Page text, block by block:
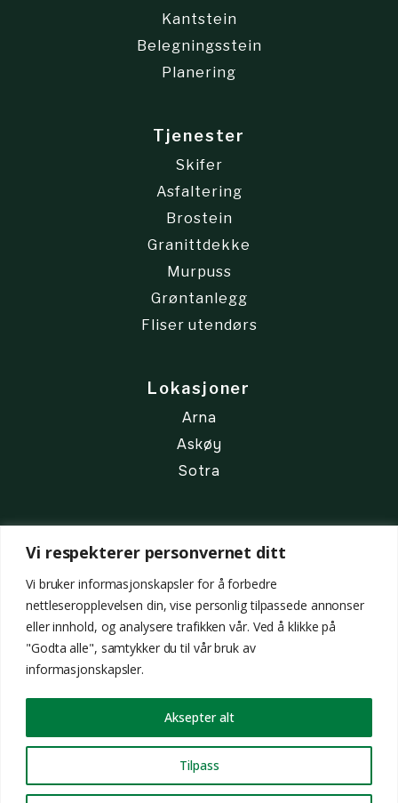
Vi respekterer personvernet ditt
Vi bruker informasjonskapsler for å forbedre
nettleseropplevelsen din, vise personlig tilpassede annonser
eller innhold, og analysere trafikken vår. Ved å klikke på
"Godta alle", samtykker du til vår bruk av
informasjonskapsler.
Tilpass
Aksepter alt
Kantstein
Belegningsstein
Planering
Tjenester
Skifer
Asfaltering
Brostein
Granittdekke
Murpuss
Grøntanlegg
Fliser utendørs
Lokasjoner
Arna
Askøy
Sotra
Om oss
Faginnhold
Ta kontakt
Personvern
|
Austre Vardane 45, 5306 Erdal
|